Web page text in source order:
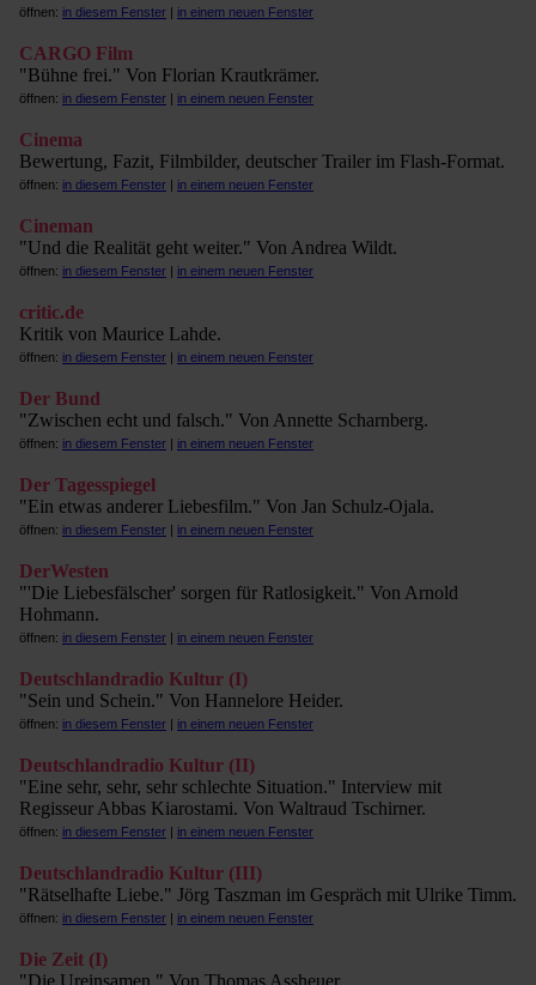
öffnen: in diesem Fenster | in einem neuen Fenster
CARGO Film
"Bühne frei." Von Florian Krautkrämer.
öffnen: in diesem Fenster | in einem neuen Fenster
Cinema
Bewertung, Fazit, Filmbilder, deutscher Trailer im Flash-Format.
öffnen: in diesem Fenster | in einem neuen Fenster
Cineman
"Und die Realität geht weiter." Von Andrea Wildt.
öffnen: in diesem Fenster | in einem neuen Fenster
critic.de
Kritik von Maurice Lahde.
öffnen: in diesem Fenster | in einem neuen Fenster
Der Bund
"Zwischen echt und falsch." Von Annette Scharnberg.
öffnen: in diesem Fenster | in einem neuen Fenster
Der Tagesspiegel
"Ein etwas anderer Liebesfilm." Von Jan Schulz-Ojala.
öffnen: in diesem Fenster | in einem neuen Fenster
DerWesten
"'Die Liebesfälscher' sorgen für Ratlosigkeit." Von Arnold
Hohmann.
öffnen: in diesem Fenster | in einem neuen Fenster
Deutschlandradio Kultur (I)
"Sein und Schein." Von Hannelore Heider.
öffnen: in diesem Fenster | in einem neuen Fenster
Deutschlandradio Kultur (II)
"Eine sehr, sehr, sehr schlechte Situation." Interview mit
Regisseur Abbas Kiarostami. Von Waltraud Tschirner.
öffnen: in diesem Fenster | in einem neuen Fenster
Deutschlandradio Kultur (III)
"Rätselhafte Liebe." Jörg Taszman im Gespräch mit Ulrike Timm.
öffnen: in diesem Fenster | in einem neuen Fenster
Die Zeit (I)
"Die Ureinsamen." Von Thomas Assheuer.